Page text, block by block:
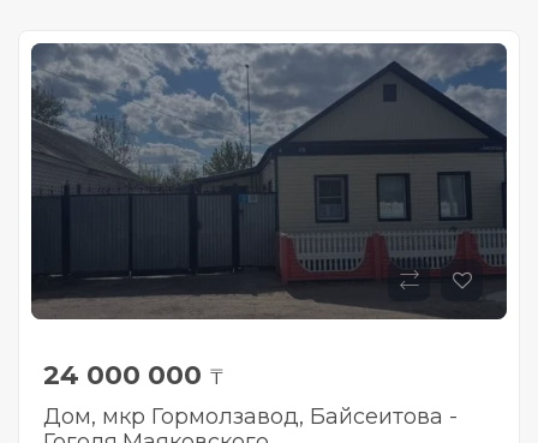
24 000 000 ₸
Дом, мкр Гормолзавод, Байсеитова -